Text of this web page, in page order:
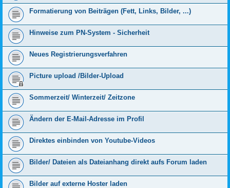
Formatierung von Beiträgen (Fett, Links, Bilder, ...)
Hinweise zum PN-System - Sicherheit
Neues Registrierungsverfahren
Picture upload /Bilder-Upload
Sommerzeit/ Winterzeit/ Zeitzone
Ändern der E-Mail-Adresse im Profil
Direktes einbinden von Youtube-Videos
Bilder/ Dateien als Dateianhang direkt aufs Forum laden
Bilder auf externe Hoster laden